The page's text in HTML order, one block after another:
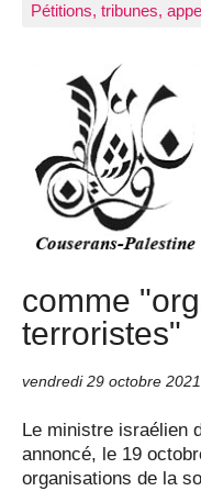
Pétitions, tribunes,
comme
terroristes"
vendredi 29 octobre 2021
Le ministre israélien
annoncé, le 19
organisations de la